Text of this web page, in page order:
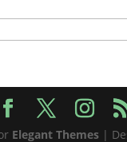
Elegant Themes|